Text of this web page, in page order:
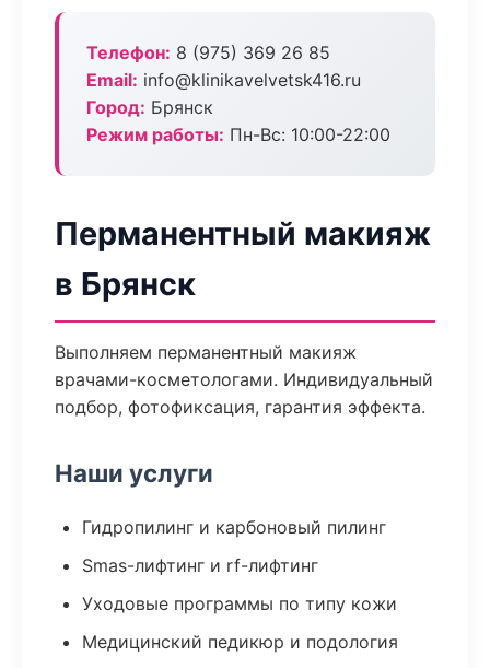
Телефон: 8 (975) 369 26 85
Email: info@klinikavelvetsk416.ru
Город: Брянск
Режим работы: Пн-Вс: 10:00-22:00
Перманентный макияж
в Брянск
Выполняем перманентный макияж
врачами-косметологами. Индивидуальный
подбор, фотофиксация, гарантия эффекта.
Наши услуги
Гидропилинг и карбоновый пилинг
Smas-лифтинг и rf-лифтинг
Уходовые программы по типу кожи
Медицинский педикюр и подология